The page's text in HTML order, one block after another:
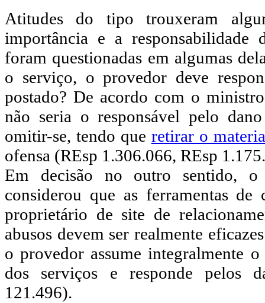
Atitudes do tipo trouxeram
importância e a responsabilidade
foram questionadas em algumas
o serviço, o provedor deve
postado? De acordo com o
não seria o responsável pelo
omitir-se, tendo que retirar o
ofensa (REsp 1.306.066, REsp
Em decisão no outro sentido,
considerou que as ferramentas de
proprietário de site de
abusos devem ser realmente
o provedor assume integralmente
dos serviços e responde pelos
121.496).